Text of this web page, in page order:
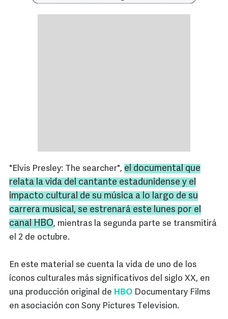
"Elvis Presley: The searcher", el documental que
relata la vida del cantante estadunidense y el
impacto cultural de su música a lo largo de su
carrera musical, se estrenará este lunes por el
canal HBO, mientras la segunda parte se transmitirá
el 2 de octubre.
En este material se cuenta la vida de uno de los
íconos culturales más significativos del siglo XX, en
una producción original de HBO Documentary Films
en asociación con Sony Pictures Television.